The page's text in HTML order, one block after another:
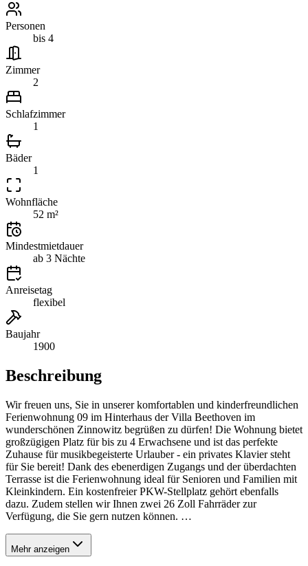
Personen
bis 4
Zimmer
2
Schlafzimmer
1
Bäder
1
Wohnfläche
52 m²
Mindestmietdauer
ab 3 Nächte
Anreisetag
flexibel
Baujahr
1900
Beschreibung
Wir freuen uns, Sie in unserer komfortablen und kinderfreundlichen
Ferienwohnung 09 im Hinterhaus der Villa Beethoven im
wunderschönen Zinnowitz begrüßen zu dürfen! Die Wohnung bietet
großzügigen Platz für bis zu 4 Erwachsene und ist das perfekte
Zuhause für musikbegeisterte Urlauber - ein privates Klavier steht
für Sie bereit! Dank des ebenerdigen Zugangs und der überdachten
Terrasse ist die Ferienwohnung ideal für Senioren und Familien mit
Kleinkindern. Ein kostenfreier PKW-Stellplatz gehört ebenfalls
dazu. Zudem stellen wir Ihnen zwei 26 Zoll Fahrräder zur
Verfügung, die Sie gern nutzen können. …
Mehr anzeigen